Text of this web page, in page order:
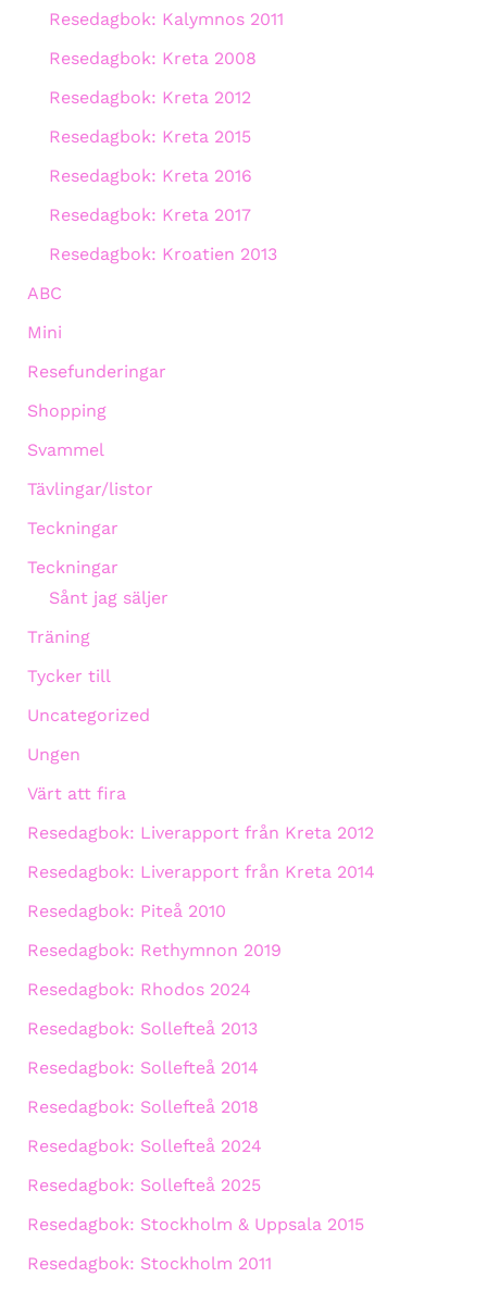
Resedagbok: Kalymnos 2011
Resedagbok: Kreta 2008
Resedagbok: Kreta 2012
Resedagbok: Kreta 2015
Resedagbok: Kreta 2016
Resedagbok: Kreta 2017
Resedagbok: Kroatien 2013
ABC
Mini
Resefunderingar
Shopping
Svammel
Tävlingar/listor
Teckningar
Teckningar
Sånt jag säljer
Träning
Tycker till
Uncategorized
Ungen
Värt att fira
Resedagbok: Liverapport från Kreta 2012
Resedagbok: Liverapport från Kreta 2014
Resedagbok: Piteå 2010
Resedagbok: Rethymnon 2019
Resedagbok: Rhodos 2024
Resedagbok: Sollefteå 2013
Resedagbok: Sollefteå 2014
Resedagbok: Sollefteå 2018
Resedagbok: Sollefteå 2024
Resedagbok: Sollefteå 2025
Resedagbok: Stockholm & Uppsala 2015
Resedagbok: Stockholm 2011